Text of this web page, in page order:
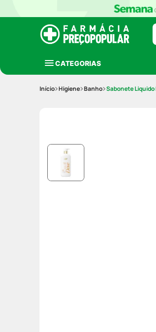
CATEGORIAS
Higiene Banho Sabonete Liquido